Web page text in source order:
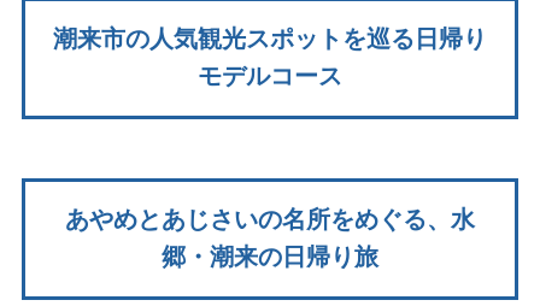
潮来市の人気観光スポットを巡る日帰り
モデルコース
あやめとあじさいの名所をめぐる、水
郷・潮来の日帰り旅